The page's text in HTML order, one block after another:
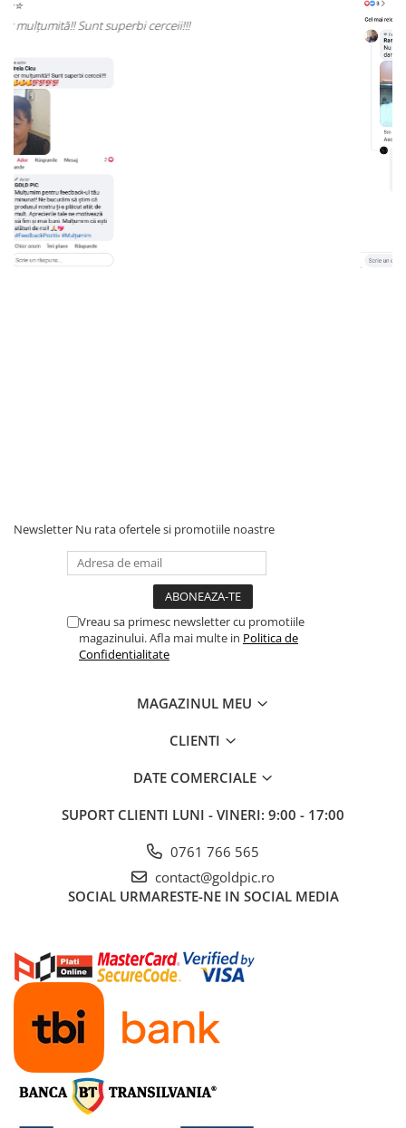
Newsletter Nu rata ofertele si promotiile noastre
Vreau sa primesc newsletter cu promotiile
magazinului. Afla mai multe in Politica de
Confidentialitate
MAGAZINUL MEU
CLIENTI
DATE COMERCIALE
SUPORT CLIENTI LUNI - VINERI: 9:00 - 17:00
0761 766 565
contact@goldpic.ro
SOCIAL URMARESTE-NE IN SOCIAL MEDIA